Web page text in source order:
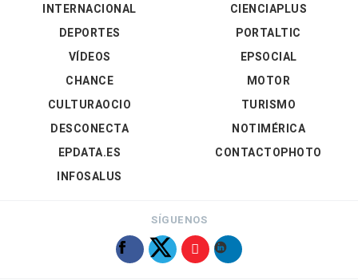
INTERNACIONAL
DEPORTES
VÍDEOS
CIENCIAPLUS
PORTALTIC
EPSOCIAL
CHANCE
CULTURAOCIO
DESCONECTA
EPDATA.ES
INFOSALUS
MOTOR
TURISMO
NOTIMÉRICA
CONTACTOPHOTO
SÍGUENOS